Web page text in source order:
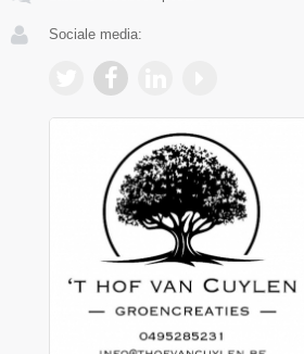
Sociale media: